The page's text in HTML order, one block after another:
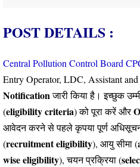
POST DETAILS :
Central Pollution Control Board
Entry Operator, LDC, Assistant
Notificationजारी किया है। इच्छुक
(eligibility criteria) को पूरा करें और
आवेदन करने से पहले कृपया पूर्ण
(recruitment eligibility), आयु सीमा (
wise eligibility), चयन प्रक्रिया (